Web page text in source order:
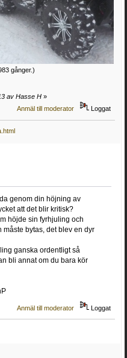
gånger.)
av Hasse H »
Anmäl till moderator
Loggat
genom din höjning av
att det blir kritisk?
höjde sin fyrhjuling och
bytas, det blev en dyr
ganska ordentligt så
bli annat om du bara kör
Anmäl till moderator Loggat